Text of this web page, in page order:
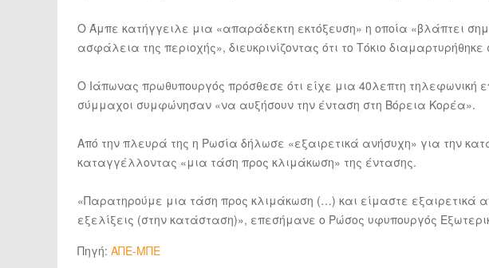
Ο Άμπε κατήγγειλε μια «απαράδεκτη εκτόξευση» η οποία «βλάπτει
ασφάλεια της περιοχής», διευκρινίζοντας ότι το Τόκιο διαμαρτυρήθηκε
Ο Ιάπωνας πρωθυπουργός πρόσθεσε ότι είχε μια 40λεπτη τηλεφωνική
σύμμαχοι συμφώνησαν «να αυξήσουν την ένταση στη Βόρεια Κορέα».
Από την πλευρά της η Ρωσία δήλωσε «εξαιρετικά ανήσυχη» για την
καταγγέλλοντας «μια τάση προς κλιμάκωση» της έντασης.
«Παρατηρούμε μια τάση προς κλιμάκωση (…) και είμαστε εξαιρετικά
εξελίξεις (στην κατάσταση)», επεσήμανε ο Ρώσος υφυπουργός
Πηγή: ΑΠΕ-ΜΠΕ